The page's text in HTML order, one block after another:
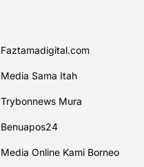
Faztamadigital.com
Media Sama Itah
Trybonnews Mura
Benuapos24
Media Online Kami Borneo